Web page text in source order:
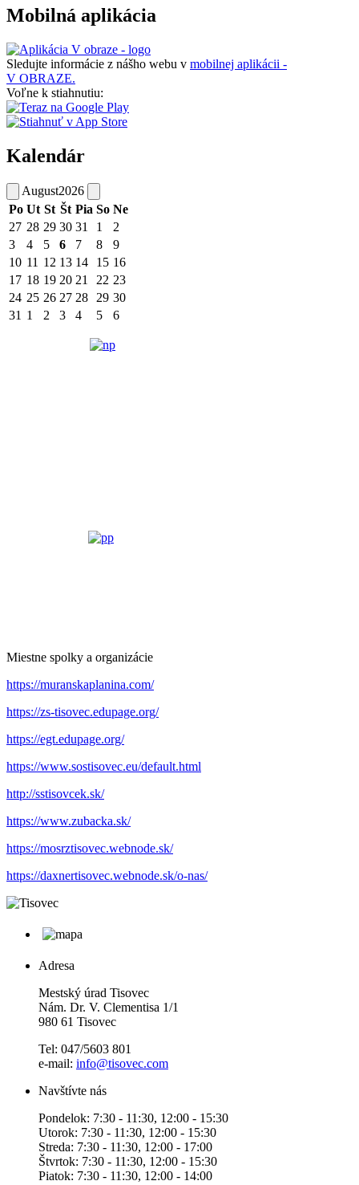
Mobilná aplikácia
Sledujte informácie z nášho webu v mobilnej aplikácii -
V OBRAZE.
Voľne k stiahnutiu:
Kalendár
August2026
Po Ut St Št Pia So Ne
27 28 29 30 31 1
2
3
4 5 6 7 8
9
10 11 12 13 14 15 16
17 18 19 20 21 22 23
24 25 26 27 28 29 30
31 1 2 3 4 5 6
Miestne spolky a organizácie
https://muranskaplanina.com/
https://zs-tisovec.edupage.org/
https://egt.edupage.org/
https://www.sostisovec.eu/default.html
http://sstisovcek.sk/
https://www.zubacka.sk/
https://mosrztisovec.webnode.sk/
https://daxnertisovec.webnode.sk/o-nas/
Adresa
Mestský úrad Tisovec
Nám. Dr. V. Clementisa 1/1
980 61 Tisovec
Tel: 047/5603 801
e-mail: info@tisovec.com
Navštívte nás
Pondelok: 7:30 - 11:30, 12:00 - 15:30
Utorok: 7:30 - 11:30, 12:00 - 15:30
Streda: 7:30 - 11:30, 12:00 - 17:00
Štvrtok: 7:30 - 11:30, 12:00 - 15:30
Piatok: 7:30 - 11:30, 12:00 - 14:00